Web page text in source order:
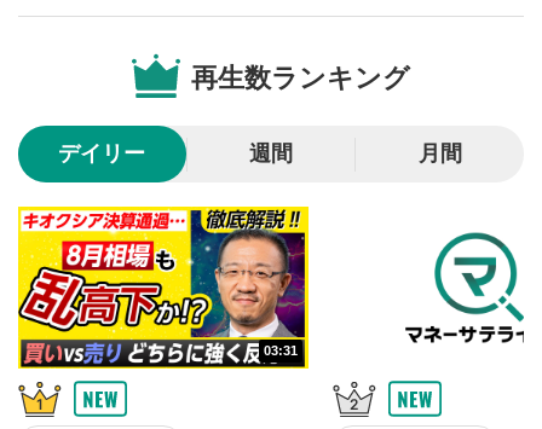
スライダーを上下すると音量が調整できます。
8
全画面表示
動画が全画面で表示されます。再度クリックすると元
のサイズに戻ります。
再生数ランキング
デイリー 週間 月間
03:31